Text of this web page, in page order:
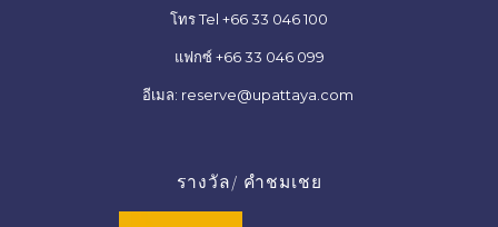
โทร Tel +66 33 046 100
แฟกซ์ +66 33 046 099
อีเมล: reserve@upattaya.com
รางวัล/ คำชมเชย